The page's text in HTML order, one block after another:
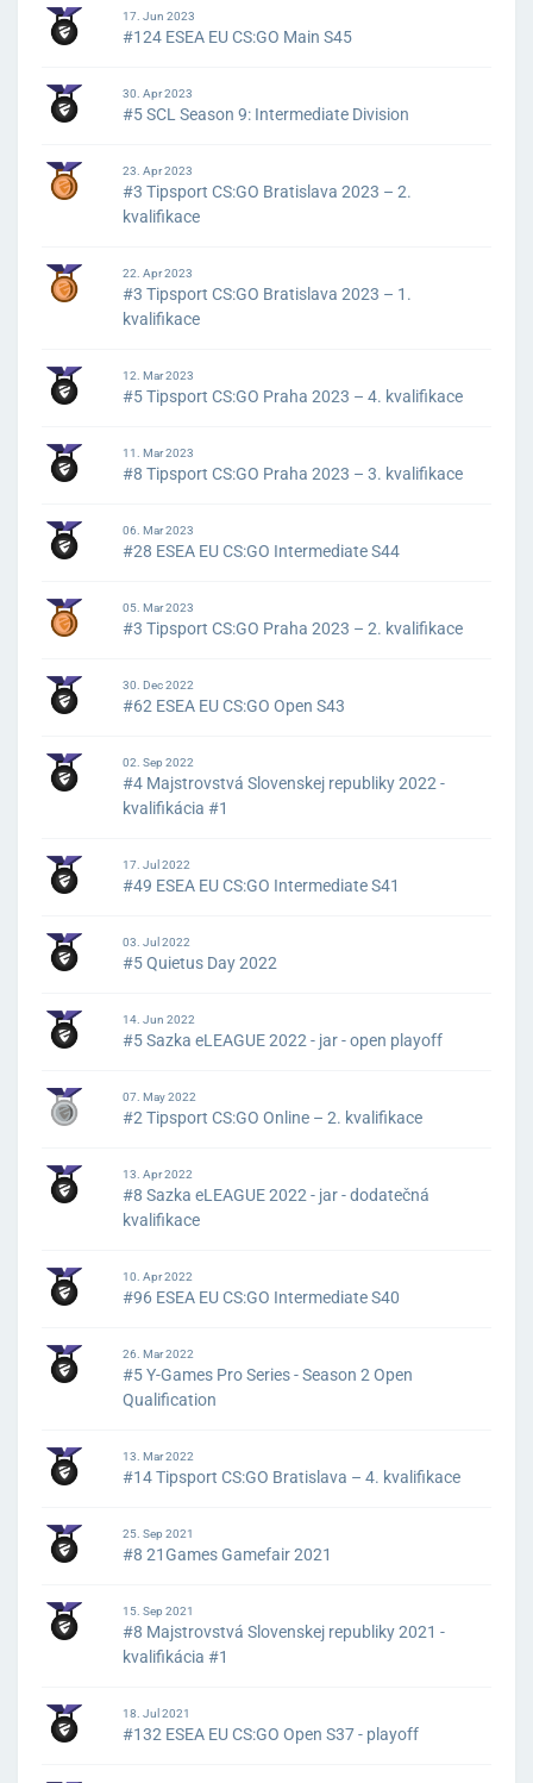
17. Jun 2023
#124 ESEA EU CS:GO Main S45
30. Apr 2023
#5 SCL Season 9: Intermediate Division
23. Apr 2023
#3 Tipsport CS:GO Bratislava 2023 – 2.
kvalifikace
22. Apr 2023
#3 Tipsport CS:GO Bratislava 2023 – 1.
kvalifikace
12. Mar 2023
#5 Tipsport CS:GO Praha 2023 – 4. kvalifikace
11. Mar 2023
#8 Tipsport CS:GO Praha 2023 – 3. kvalifikace
06. Mar 2023
#28 ESEA EU CS:GO Intermediate S44
05. Mar 2023
#3 Tipsport CS:GO Praha 2023 – 2. kvalifikace
30. Dec 2022
#62 ESEA EU CS:GO Open S43
02. Sep 2022
#4 Majstrovstvá Slovenskej republiky 2022 -
kvalifikácia #1
17. Jul 2022
#49 ESEA EU CS:GO Intermediate S41
03. Jul 2022
#5 Quietus Day 2022
14. Jun 2022
#5 Sazka eLEAGUE 2022 - jar - open playoff
07. May 2022
#2 Tipsport CS:GO Online – 2. kvalifikace
13. Apr 2022
#8 Sazka eLEAGUE 2022 - jar - dodatečná
kvalifikace
10. Apr 2022
#96 ESEA EU CS:GO Intermediate S40
26. Mar 2022
#5 Y-Games Pro Series - Season 2 Open
Qualification
13. Mar 2022
#14 Tipsport CS:GO Bratislava – 4. kvalifikace
25. Sep 2021
#8 21Games Gamefair 2021
15. Sep 2021
#8 Majstrovstvá Slovenskej republiky 2021 -
kvalifikácia #1
18. Jul 2021
#132 ESEA EU CS:GO Open S37 - playoff